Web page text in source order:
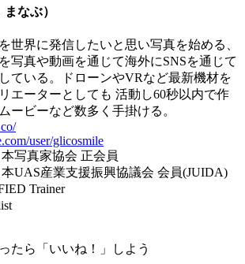
なぶ）
世界に発信したいと思い写真を始める、
写真や動画を通じて海外にSNSを通じて
ている。ドローンやVRなど最新機材を
エーターとしても 活動し60秒以内で作
ービーなど数多く手掛ける。
user/glicosmile
写真家協会 正会員
本UAS産業支援振興協議会 会員(JUIDA)
Trainer
たら「いいね！」しよう